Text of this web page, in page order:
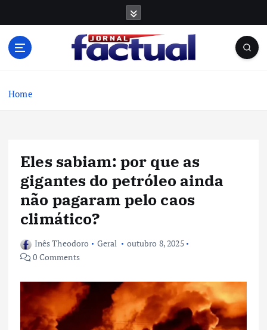
Home
Eles sabiam: por que as
gigantes do petróleo ainda
não pagaram pelo caos
climático?
Inês Theodoro Geral
outubro 8, 2025
0 Comments